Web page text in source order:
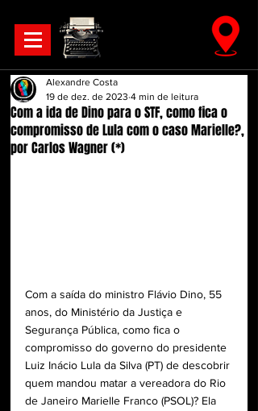
Com a ida de Dino para o STF, como fica o
compromisso de Lula com o caso Marielle?,
por Carlos Wagner (*)
Alexandre Costa
19 de dez. de 2023 4 min de leitura
Com a saída do ministro Flávio Dino, 55
anos, do Ministério da Justiça e
Segurança Pública, como fica o
compromisso do governo do presidente
Luiz Inácio Lula da Silva (PT) de descobrir
quem mandou matar a vereadora do Rio
de Janeiro Marielle Franco (PSOL)? Ela